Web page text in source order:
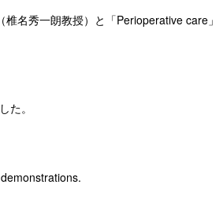
名秀一朗教授）と「Perioperative care」
た。